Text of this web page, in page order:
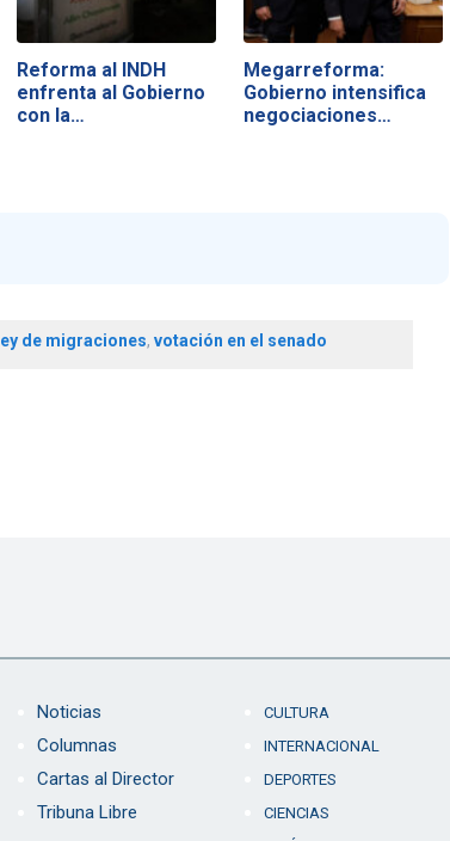
Reforma al INDH
enfrenta al Gobierno
con la…
Megarreforma:
Gobierno intensifica
negociaciones…
ley de migraciones, votación en el senado
Noticias
Columnas
Cartas al Director
Tribuna Libre
CULTURA
INTERNACIONAL
DEPORTES
CIENCIAS